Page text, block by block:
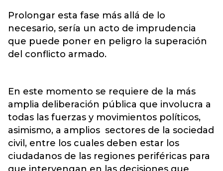
Prolongar esta fase más allá de lo
necesario, sería un acto de imprudencia
que puede poner en peligro la superación
del conflicto armado.
En este momento se requiere de la más
amplia deliberación pública que involucra a
todas las fuerzas y movimientos políticos,
asimismo, a amplios sectores de la sociedad
civil, entre los cuales deben estar los
ciudadanos de las regiones periféricas para